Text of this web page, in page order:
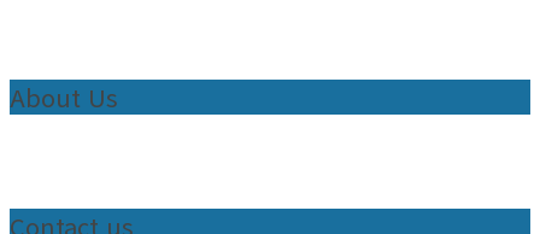
About Us
Contact us